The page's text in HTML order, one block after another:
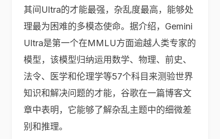
其间Ultra的才能最强，杂乱度最高，能够处
理最为困难的多模态使命。据介绍，Gemini
Ultra是第一个在MMLU方面逾越人类专家的
模型，该模型归纳运用数学、物理、前史、
法令、医学和伦理学等57个科目来测验世界
知识和解决问题的才能，谷歌在一篇博客文
章中表明，它能够了解杂乱主题中的细微差
别和推理。